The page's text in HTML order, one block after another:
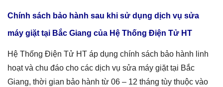
Chính sách bảo hành sau khi sử dụng dịch vụ sửa
máy giặt tại Bắc Giang của Hệ Thống Điện Tử HT
Hệ Thống Điện Tử HT áp dụng chính sách bảo hành linh
hoạt và chu đáo cho các dịch vụ sửa máy giặt tại Bắc
Giang, thời gian bảo hành từ 06 – 12 tháng tùy thuộc vào